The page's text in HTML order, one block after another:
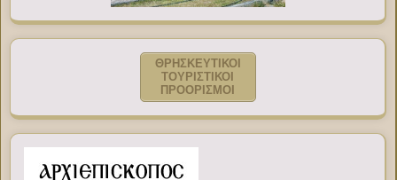
ΘΡΗΣΚΕΥΤΙΚΟΙ
ΤΟΥΡΙΣΤΙΚΟΙ
ΠΡΟΟΡΙΣΜΟΙ